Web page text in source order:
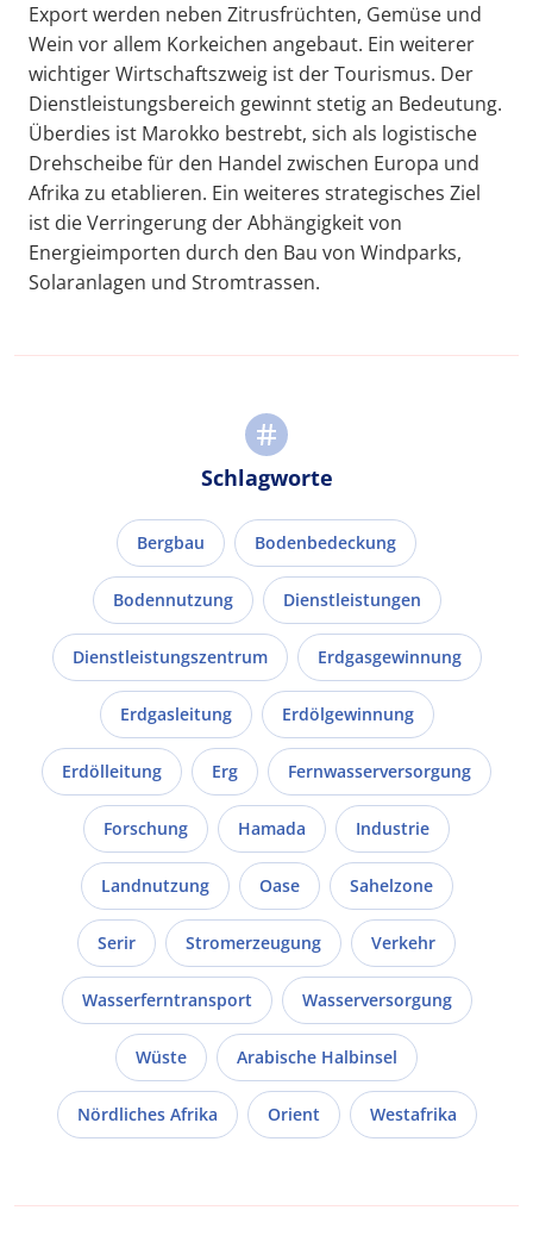
Export werden neben Zitrusfrüchten, Gemüse und
Wein vor allem Korkeichen angebaut. Ein weiterer
wichtiger Wirtschaftszweig ist der Tourismus. Der
Dienstleistungsbereich gewinnt stetig an Bedeutung.
Überdies ist Marokko bestrebt, sich als logistische
Drehscheibe für den Handel zwischen Europa und
Afrika zu etablieren. Ein weiteres strategisches Ziel
ist die Verringerung der Abhängigkeit von
Energieimporten durch den Bau von Windparks,
Solaranlagen und Stromtrassen.
Schlagworte
Bergbau Bodenbedeckung
Bodennutzung Dienstleistungen
Dienstleistungszentrum Erdgasgewinnung
Erdgasleitung Erdölgewinnung
Erdölleitung Erg Fernwasserversorgung
Forschung Hamada Industrie
Landnutzung Oase Sahelzone
Serir Stromerzeugung Verkehr
Wasserferntransport Wasserversorgung
Wüste Arabische Halbinsel
Nördliches Afrika Orient Westafrika